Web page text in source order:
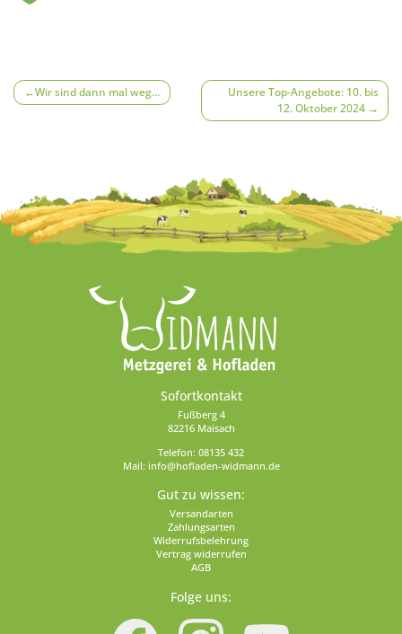
Beitragsnavigation
Wir sind dann mal weg…
Unsere Top-Angebote: 10. bis
12. Oktober 2024
Sofortkontakt
Fußberg 4
82216 Maisach
Telefon: 08135 432
Mail: info@hofladen-widmann.de
Gut zu wissen:
Versandarten
Zahlungsarten
Widerrufsbelehrung
Vertrag widerrufen
AGB
Folge uns: